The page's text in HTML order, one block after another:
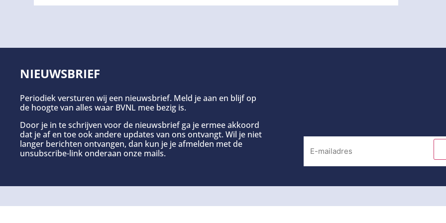
NIEUWSBRIEF
Periodiek versturen wij een nieuwsbrief. Meld je aan en blijf op
de hoogte van alles waar BVNL mee bezig is.
Door je in te schrijven voor de nieuwsbrief ga je ermee akkoord
dat je af en toe ook andere updates van ons ontvangt. Wil je niet
langer berichten ontvangen, dan kun je je afmelden met de
unsubscribe-link onderaan onze mails.